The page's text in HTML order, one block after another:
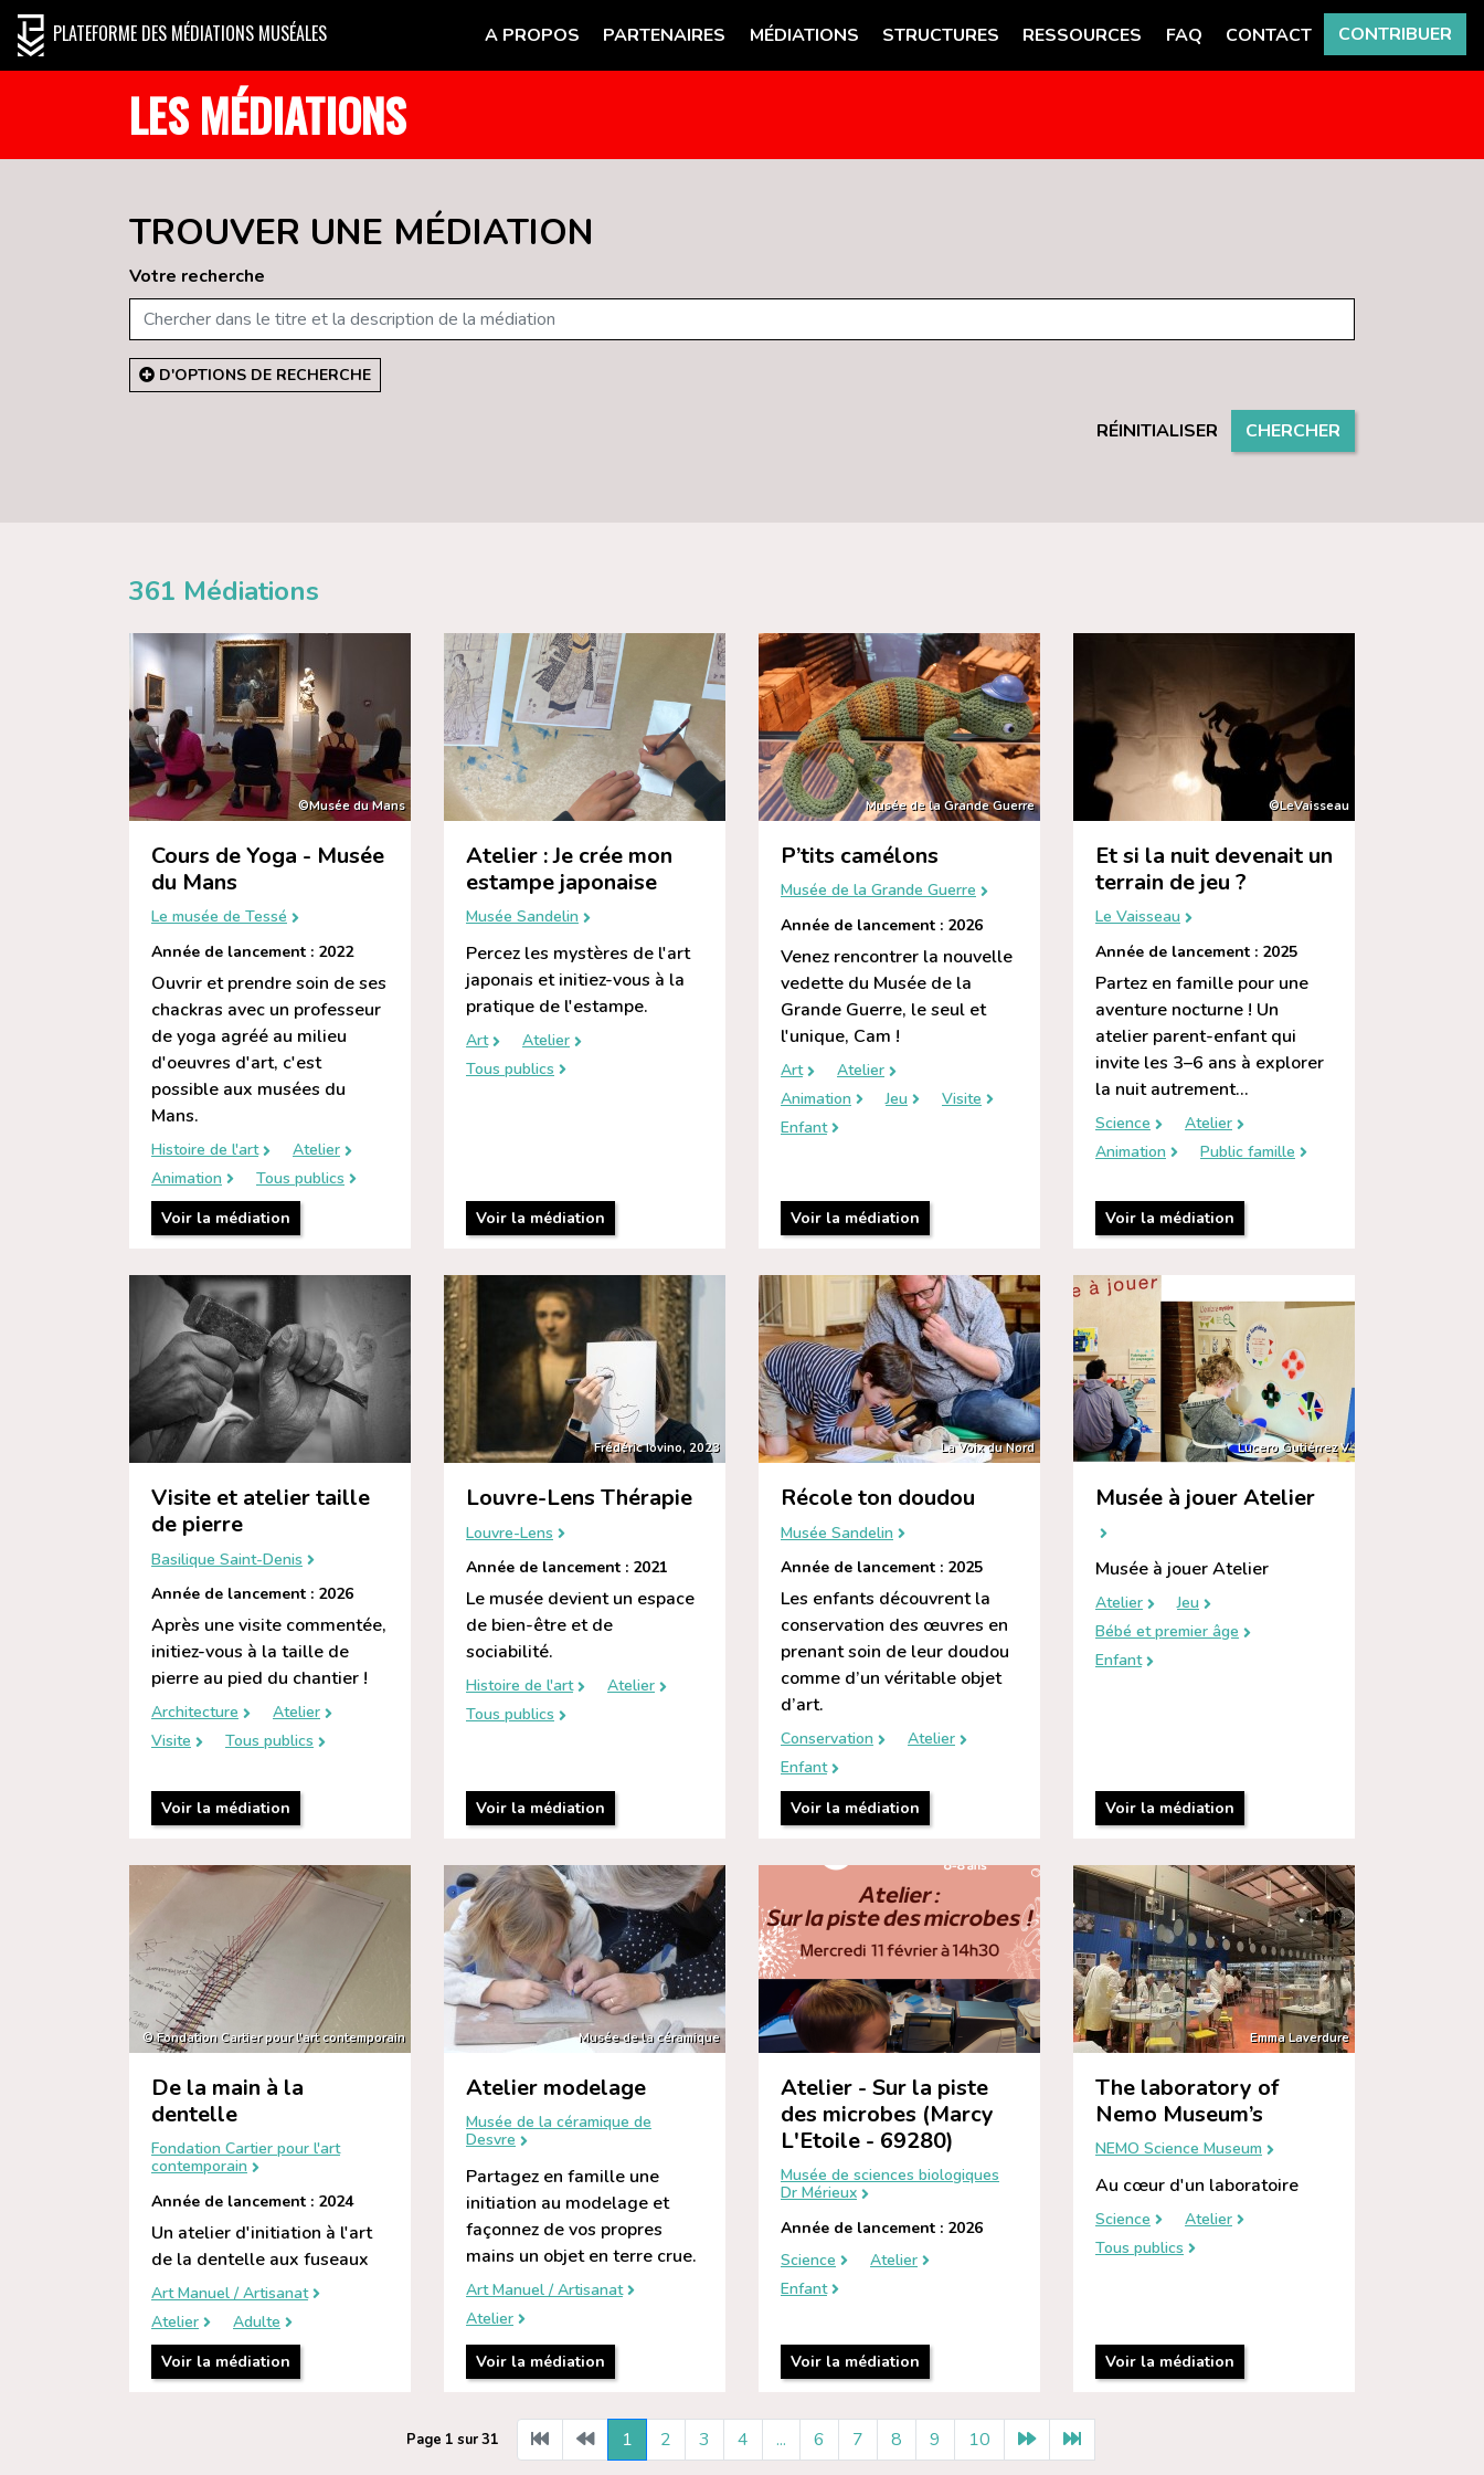
PLATEFORME DES MÉDIATIONS MUSÉALES A PROPOS PARTENAIRES MÉDIATIONS STRUCTURES RESSOURCES FAQ CONTACT CONTRIBUER
LES MÉDIATIONS
TROUVER UNE MÉDIATION
Votre recherche
D'OPTIONS DE RECHERCHE
RÉINITIALISER
361 Médiations
©Musée du Mans
Cours de Yoga - Musée
du Mans
Le musée de Tessé
Année de lancement : 2022
Ouvrir et prendre soin de ses
chackras avec un professeur
de yoga agréé au milieu
d'oeuvres d'art, c'est
possible aux musées du
Mans.
Histoire de l'art
Atelier
Animation
Tous publics
Voir la médiation
Atelier : Je crée mon
estampe japonaise
Musée Sandelin
Percez les mystères de l'art
japonais et initiez-vous à la
pratique de l'estampe.
Art
Atelier
Tous publics
Voir la médiation
Musée de la Grande Guerre
P’tits camélons
Musée de la Grande Guerre
Année de lancement : 2026
Venez rencontrer la nouvelle
vedette du Musée de la
Grande Guerre, le seul et
l'unique, Cam !
Art
Atelier
Animation
Jeu
Visite
Enfant
Voir la médiation
©LeVaisseau
Et si la nuit devenait un
terrain de jeu ?
Le Vaisseau
Année de lancement : 2025
Partez en famille pour une
aventure nocturne ! Un
atelier parent-enfant qui
invite les 3–6 ans à explorer
la nuit autrement...
Science
Atelier
Animation
Public famille
Voir la médiation
Visite et atelier taille
de pierre
Basilique Saint-Denis
Année de lancement : 2026
Après une visite commentée,
initiez-vous à la taille de
pierre au pied du chantier !
Architecture
Atelier
Visite
Tous publics
Voir la médiation
Frédéric Iovino, 2023
Louvre-Lens Thérapie
Louvre-Lens
Année de lancement : 2021
Le musée devient un espace
de bien-être et de
sociabilité.
Histoire de l'art
Atelier
Tous publics
Voir la médiation
La Voix du Nord
Récole ton doudou
Musée Sandelin
Année de lancement : 2025
Les enfants découvrent la
conservation des œuvres en
prenant soin de leur doudou
comme d’un véritable objet
d’art.
Conservation
Atelier
Enfant
Voir la médiation
Lucero Gutiérrez V
Musée à jouer Atelier
Musée à jouer Atelier
Atelier
Jeu
Bébé et premier âge
Enfant
Voir la médiation
© Fondation Cartier pour l'art contemporain
De la main à la
dentelle
Fondation Cartier pour l'art
contemporain
Année de lancement : 2024
Un atelier d'initiation à l'art
de la dentelle aux fuseaux
Art Manuel / Artisanat
Atelier
Adulte
Voir la médiation
Musée de la céramique
Atelier modelage
Musée de la céramique de
Desvre
Partagez en famille une
initiation au modelage et
façonnez de vos propres
mains un objet en terre crue.
Art Manuel / Artisanat
Atelier
Voir la médiation
Atelier - Sur la piste
des microbes (Marcy
L'Etoile - 69280)
Musée de sciences biologiques
Dr Mérieux
Année de lancement : 2026
Science
Atelier
Enfant
Voir la médiation
Emma Laverdure
The laboratory of
Nemo Museum’s
NEMO Science Museum
Au cœur d'un laboratoire
Science
Atelier
Tous publics
Voir la médiation
Page 1 sur 31 1 2 3 4 ... 6 7 8 9 10